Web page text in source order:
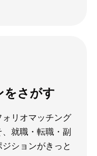
をさがす
リオマッチング
就職・転職・副
ションがきっと